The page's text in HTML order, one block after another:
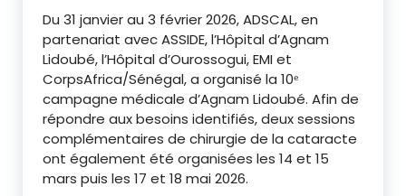
Du 31 janvier au 3 février 2026, ADSCAL, en
partenariat avec ASSIDE, l’Hôpital d’Agnam
Lidoubé, l’Hôpital d’Ourossogui, EMI et
CorpsAfrica/Sénégal, a organisé la 10ᵉ
campagne médicale d’Agnam Lidoubé. Afin de
répondre aux besoins identifiés, deux sessions
complémentaires de chirurgie de la cataracte
ont également été organisées les 14 et 15
mars puis les 17 et 18 mai 2026.